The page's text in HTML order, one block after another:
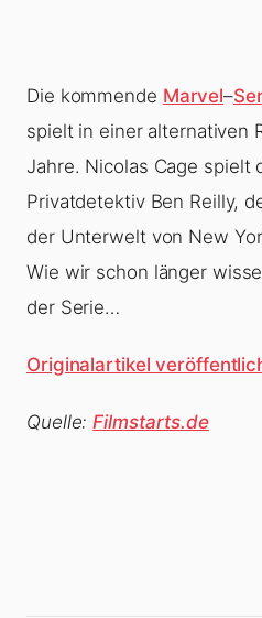
Die kommende Marvel–
spielt in einer alternativen
Jahre. Nicolas Cage spielt
Privatdetektiv Ben Reilly,
der Unterwelt von New
Wie wir schon länger
der Serie…
Originalartikel
Quelle:Filmstarts.de